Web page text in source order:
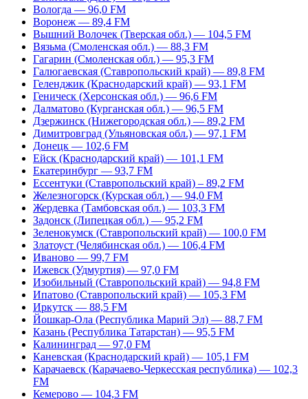
Вологда — 96,0 FM
Воронеж — 89,4 FM
Вышний Волочек (Тверская обл.) — 104,5 FM
Вязьма (Смоленская обл.) — 88,3 FM
Гагарин (Смоленская обл.) — 95,3 FM
Галюгаевская (Ставропольский край) — 89,8 FM
Геленджик (Краснодарский край) — 93,1 FM
Геническ (Херсонская обл.) — 96,6 FM
Далматово (Курганская обл.) — 96,5 FM
Дзержинск (Нижегородская обл.) — 89,2 FM
Димитровград (Ульяновская обл.) — 97,1 FM
Донецк — 102,6 FM
Ейск (Краснодарский край) — 101,1 FM
Екатеринбург — 93,7 FM
Ессентуки (Ставропольский край) – 89,2 FM
Железногорск (Курская обл.) — 94,0 FM
Жердевка (Тамбовская обл.) — 103,3 FM
Задонск (Липецкая обл.) — 95,2 FM
Зеленокумск (Ставропольский край) — 100,0 FM
Златоуст (Челябинская обл.) — 106,4 FM
Иваново — 99,7 FM
Ижевск (Удмуртия) — 97,0 FM
Изобильный (Ставропольский край) — 94,8 FM
Ипатово (Ставропольский край) — 105,3 FM
Иркутск — 88,5 FM
Йошкар-Ола (Республика Марий Эл) — 88,7 FM
Казань (Республика Татарстан) — 95,5 FM
Калининград — 97,0 FM
Каневская (Краснодарский край) — 105,1 FM
Карачаевск (Карачаево-Черкесская республика) — 102,3
FM
Кемерово — 104,3 FM